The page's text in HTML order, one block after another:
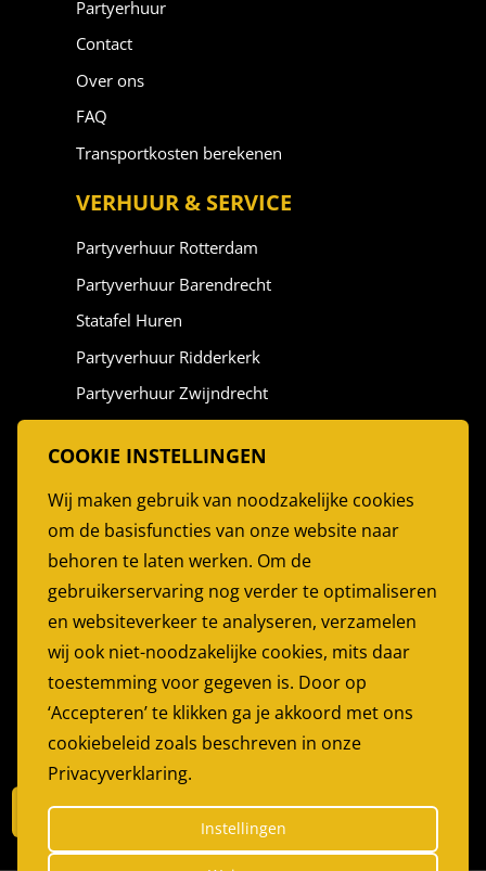
Filter
Partyerhuur
Contact
Over ons
FAQ
Transportkosten berekenen
VERHUUR & SERVICE
Partyverhuur Rotterdam
Partyverhuur Barendrecht
Statafel Huren
Partyverhuur Ridderkerk
Partyverhuur Zwijndrecht
Stoelen Huren
Partytent Huren
Feesttent huren
PARTYGARANT
Bijdorp-Oost 22
2992LA Barendrecht
Telefoon:0180 614179
E-mail:info@partygarant.nl
COOKIE INSTELLINGEN
Wij maken gebruik van noodzakelijke cookies
om de basisfuncties van onze website naar
behoren te laten werken. Om de
gebruikerservaring nog verder te optimaliseren
en websiteverkeer te analyseren, verzamelen
wij ook niet-noodzakelijke cookies, mits daar
toestemming voor gegeven is. Door op
‘Accepteren’ te klikken ga je akkoord met ons
cookiebeleid zoals beschreven in onze
Privacyverklaring.
Instellingen